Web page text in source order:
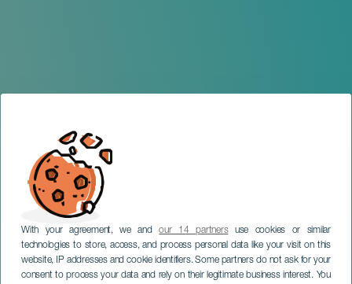
With your agreement, we andour 14 partnersuse cookies or similar
technologies to store, access, and process personal data like your visit on this
website, IP addresses and cookie identifiers. Some partners do not ask for your
consent to process your data and rely on their legitimate business interest. You